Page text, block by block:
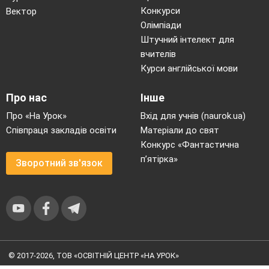
(дівчинка з хлопчиком біжать і
пускають човника у воду, човник
пливе, але на його шляху
Вектор
Конкурси
Олімпіади
Штучний інтелект для
вчителів
Курси англійської мови
Про нас
Про «На Урок»
Співпраця закладів освіти
Зворотний зв'язок
Інше
Вхід для учнів (naurok.ua)
Матеріали до свят
Конкурс «Фантастична
п’ятірка»
© 2017-2026, ТОВ «ОСВІТНІЙ ЦЕНТР «НА УРОК»